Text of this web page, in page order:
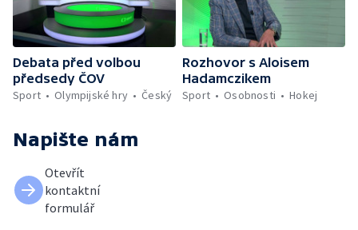
Debata před volbou
předsedy ČOV
Sport
Olympijské hry Český
Rozhovor s Aloisem
Hadamczikem
Sport
Osobnosti Hokej
Napište nám
Otevřít
kontaktní
formulář